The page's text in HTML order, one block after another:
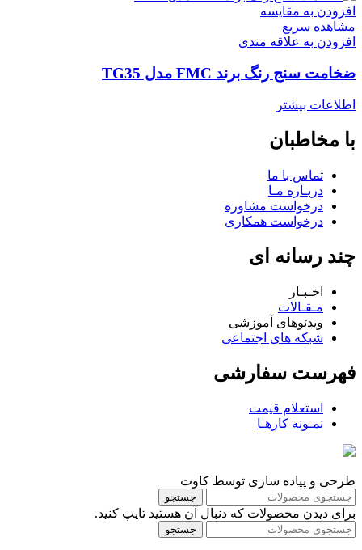
افزودن به مقایسه
مشاهده سریع
افزودن به علاقه مندی
ضخامت سنج رنگ برند FMC مدل TG35
اطلاعات بیشتر
با مخاطبان
تماس با ما
دربـاره مـا
درخواست مشاوره
درخواست همکاری
چند رسانه ای
اخـبـار
مـقـالات
ویدئوهای آموزشی
شبکه های اجتماعی
فهرست سفارشی
استعلام قیمت
نمـونه کارهـا
طرحی و پیاده سازی توسط کاوت
جستجو
برای دیدن محصولات که دنبال آن هستید تایپ کنید.
جستجو